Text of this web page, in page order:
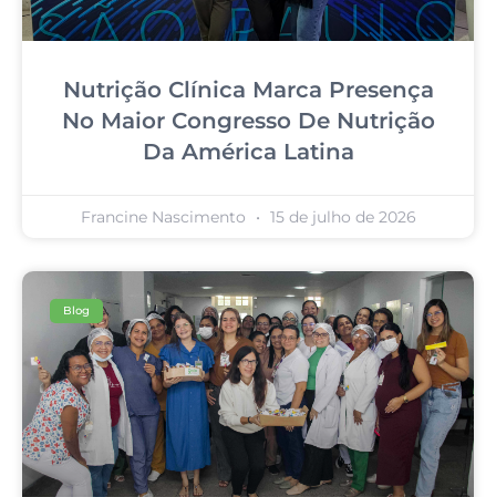
Nutrição Clínica Marca Presença
No Maior Congresso De Nutrição
Da América Latina
Francine Nascimento 15 de julho de 2026
Blog